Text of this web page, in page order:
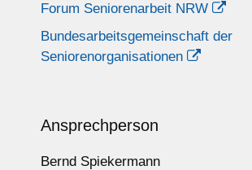
Forum Seniorenarbeit NRW
Bundesarbeitsgemeinschaft der
Seniorenorganisationen
Ansprechperson
Bernd Spiekermann